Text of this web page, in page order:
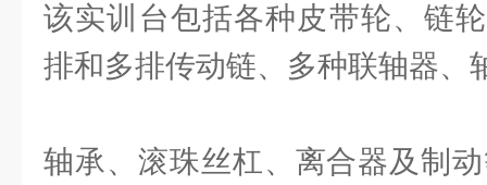
该实训台包括各种皮带轮、链
排和多排传动链、多种联轴器、
轴承、滚珠丝杠、离合器及制